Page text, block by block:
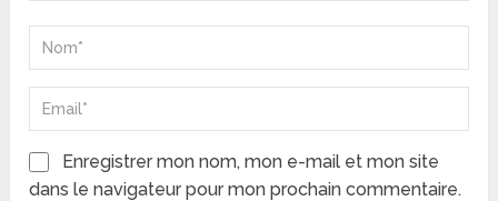
Enregistrer mon nom, mon e-mail et mon site
dans le navigateur pour mon prochain commentaire.